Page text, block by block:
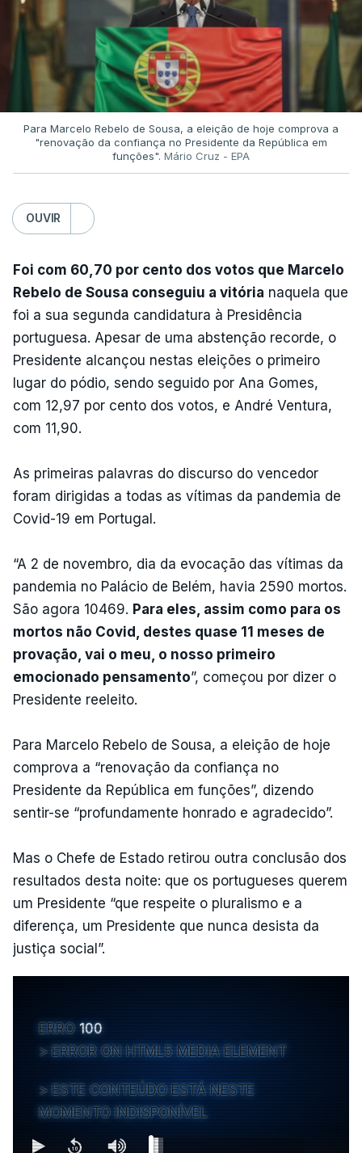
Para Marcelo Rebelo de Sousa, a eleição de hoje comprova a
"renovação da confiança no Presidente da República em
funções". Mário Cruz - EPA
OUVIR
Foi com 60,70 por cento dos votos que Marcelo
Rebelo de Sousa conseguiu a vitória naquela que
foi a sua segunda candidatura à Presidência
portuguesa. Apesar de uma abstenção recorde, o
Presidente alcançou nestas eleições o primeiro
lugar do pódio, sendo seguido por Ana Gomes,
com 12,97 por cento dos votos, e André Ventura,
com 11,90.
As primeiras palavras do discurso do vencedor
foram dirigidas a todas as vítimas da pandemia de
Covid-19 em Portugal.
“A 2 de novembro, dia da evocação das vítimas da
pandemia no Palácio de Belém, havia 2590 mortos.
São agora 10469. Para eles, assim como para os
mortos não Covid, destes quase 11 meses de
provação, vai o meu, o nosso primeiro
emocionado pensamento”, começou por dizer o
Presidente reeleito.
Para Marcelo Rebelo de Sousa, a eleição de hoje
comprova a “renovação da confiança no
Presidente da República em funções”, dizendo
sentir-se “profundamente honrado e agradecido”.
Mas o Chefe de Estado retirou outra conclusão dos
resultados desta noite: que os portugueses querem
um Presidente “que respeite o pluralismo e a
diferença, um Presidente que nunca desista da
justiça social”.
ERRO 100
ERROR ON HTML5 MEDIA ELEMENT
ESTE CONTEÚDO ESTÁ NESTE
MOMENTO INDISPONÍVEL